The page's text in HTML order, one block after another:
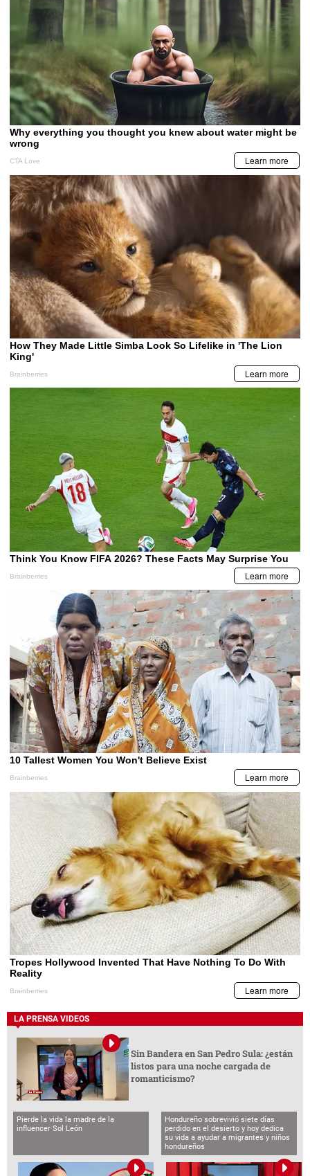
LA PRENSA VIDEOS
Sin Bandera en San Pedro Sula: ¿están
listos para una noche cargada de
romanticismo?
Pierde la vida la madre de la
influencer Sol León
Hondureño sobrevivió siete días
perdido en el desierto y hoy dedica
su vida a ayudar a migrantes y niños
hondureños